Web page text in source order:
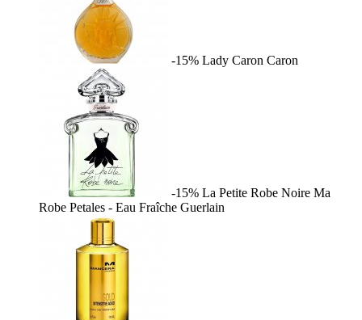
-15% Lady Caron Caron
-15% La Petite Robe Noire Ma
Robe Petales - Eau Fraîche Guerlain